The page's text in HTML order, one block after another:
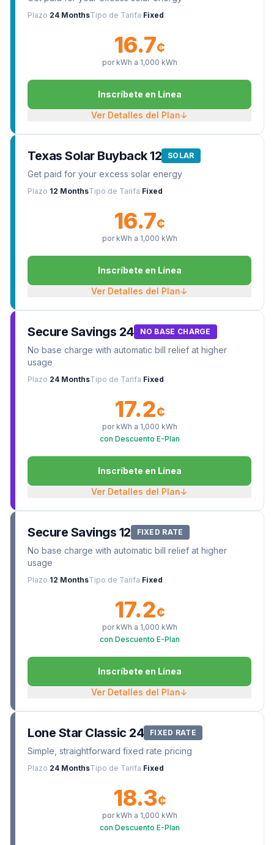
Plazo 24 MonthsTipo de Tarifa Fixed
16.7¢
por kWh a 1,000 kWh
Inscríbete en Línea
Ver Detalles del Plan↓
Texas Solar Buyback 12 SOLAR
Get paid for your excess solar energy
Plazo 12 MonthsTipo de Tarifa Fixed
16.7¢
por kWh a 1,000 kWh
Inscríbete en Línea
Ver Detalles del Plan↓
Secure Savings 24 NO BASE CHARGE
No base charge with automatic bill relief at higher
usage
Plazo 24 MonthsTipo de Tarifa Fixed
17.2¢
por kWh a 1,000 kWh
con Descuento E-Plan
Inscríbete en Línea
Ver Detalles del Plan↓
Secure Savings 12 FIXED RATE
No base charge with automatic bill relief at higher
usage
Plazo 12 MonthsTipo de Tarifa Fixed
17.2¢
por kWh a 1,000 kWh
con Descuento E-Plan
Inscríbete en Línea
Ver Detalles del Plan↓
Lone Star Classic 24 FIXED RATE
Simple, straightforward fixed rate pricing
Plazo 24 MonthsTipo de Tarifa Fixed
18.3¢
por kWh a 1,000 kWh
con Descuento E-Plan